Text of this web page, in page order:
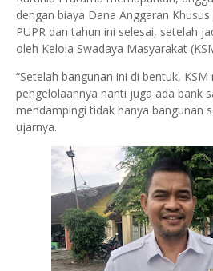
dengan biaya Dana Anggaran
PUPR dan tahun ini selesai, setelah
oleh Kelola Swadaya Masyarakat
“Setelah bangunan ini di bentuk,
pengelolaannya nanti juga ada bank
mendampingi tidak hanya bangunan
ujarnya.